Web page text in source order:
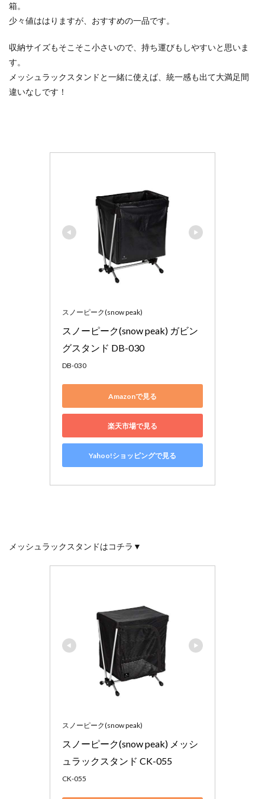
箱。
少々値ははりますが、おすすめの一品です。
収納サイズもそこそこ小さいので、持ち運びもしやすいと思いま
す。
メッシュラックスタンドと一緒に使えば、統一感も出て大満足間
違いなしです！
スノーピーク(snow peak)
スノーピーク(snow peak) ガビン
グスタンド DB-030
DB-030
Amazonで見る
楽天市場で見る
Yahoo!ショッピングで見る
メッシュラックスタンドはコチラ▼
スノーピーク(snow peak)
スノーピーク(snow peak) メッシ
ュラックスタンド CK-055
CK-055